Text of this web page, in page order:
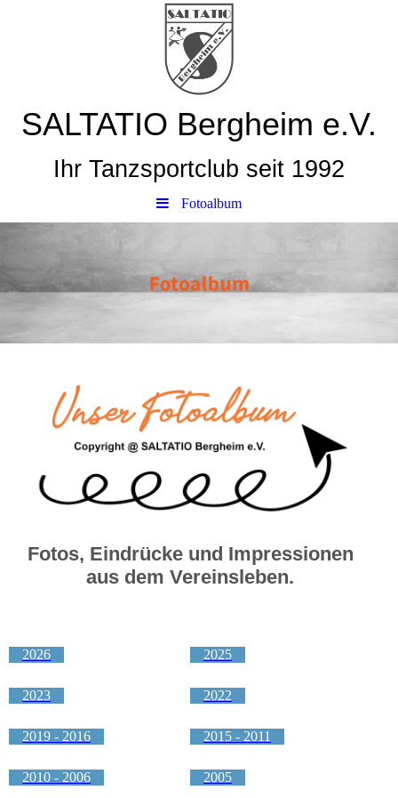
SALTATIO Bergheim e.V.
Ihr Tanzsportclub seit 1992
Fotoalbum
Fotos, Eindrücke und Impressionen
aus dem Vereinsleben.
2026 2025
2023 2022
2019 - 2016 2015 - 2011
2010 - 2006 2005